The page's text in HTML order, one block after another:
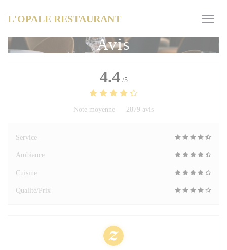
L'OPALE RESTAURANT
Avis
4.4 /5
Note moyenne — 2879 avis
Service
Ambiance
Cuisine
Qualité/Prix